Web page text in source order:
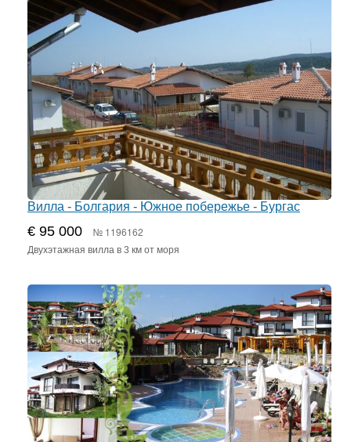
Вилла - Болгария - Южное побережье - Бургас
€ 95 000 № 1196162
Двухэтажная вилла в 3 км от моря